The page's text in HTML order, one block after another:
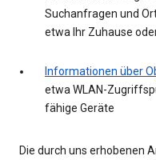
Suchanfragen und
etwa Ihr Zuhause
Informationen über
etwa WLAN-
fähige Geräte
Die durch uns erhobenen